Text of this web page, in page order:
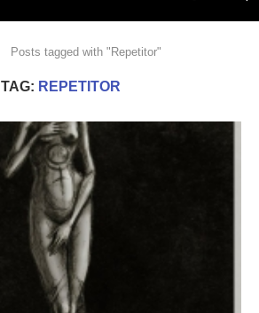
Posts tagged with "Repetitor"
TAG: REPETITOR